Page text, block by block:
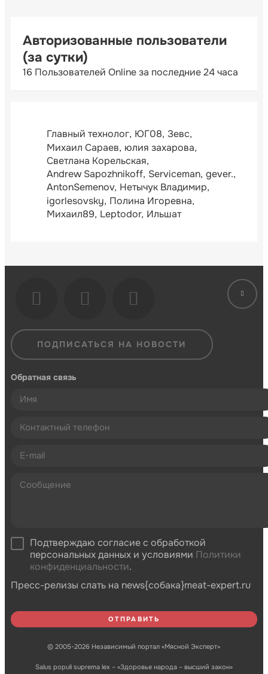
Авторизованные пользователи
(за сутки)
16 Пользователей Online за последние 24 часа
Главный технолог ЮГ08 Зевс
Михаил Сараев юлия захарова
Светлана Корельская
Andrew Sapozhnikoff Serviceman gever.
AntonSemenov Нетычук Владимир
igorlesovsky Полина Игоревна
Михаил89 Leptodor Ильшат
ПОДПИСАТЬСЯ НА НОВОСТИ
Обратная связь
Подтверждаю согласие с обработкой
персональных данных и условиями Политики
конфиденциальности.
Пресс-релизы слать на news{собака}meat-expert.ru
© 2005-2026 Независимый портал «Мясной Эксперт»
Salus populi suprema lex – «Здоровье народа – высший закон»